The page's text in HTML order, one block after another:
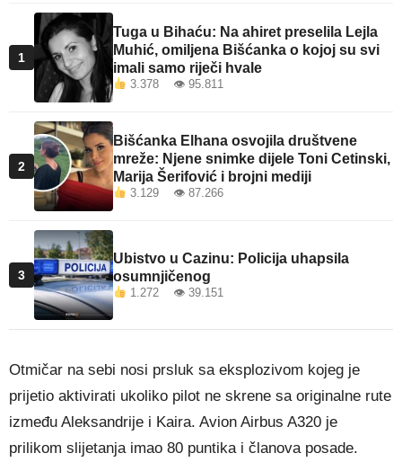
1
Tuga u Bihaću: Na ahiret preselila Lejla
Muhić, omiljena Bišćanka o kojoj su svi
imali samo riječi hvale
3.378 👁 95.811
2
Bišćanka Elhana osvojila društvene
mreže: Njene snimke dijele Toni Cetinski,
Marija Šerifović i brojni mediji
3.129 👁 87.266
3
Ubistvo u Cazinu: Policija uhapsila
osumnjičenog
1.272 👁 39.151
Otmičar na sebi nosi prsluk sa eksplozivom kojeg je
prijetio aktivirati ukoliko pilot ne skrene sa originalne rute
između Aleksandrije i Kaira. Avion Airbus A320 je
prilikom slijetanja imao 80 puntika i članova posade.